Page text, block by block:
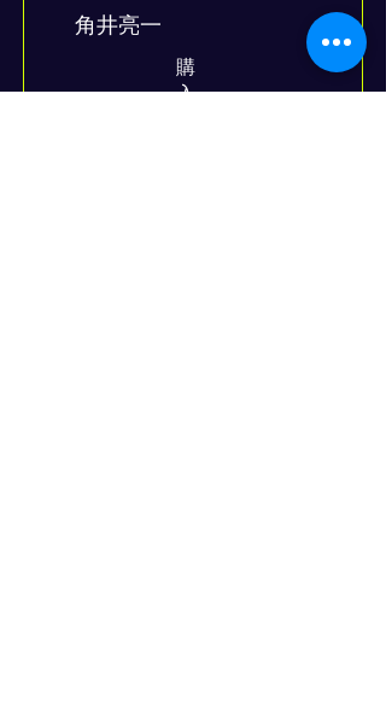
角井亮一
​購
入